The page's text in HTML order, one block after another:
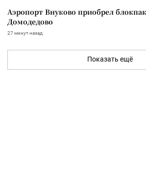
Аэропорт Внуково приобрел
Домодедово
27 минут назад
Показать ещё